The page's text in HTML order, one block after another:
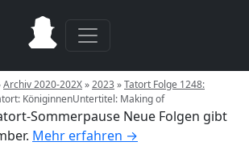
Archiv 2020-202X»2023»Tatort Folge 1248:
KöniginnenUntertitel: Making of
Sommerpause Neue Folgen gibt
Mehr erfahren →